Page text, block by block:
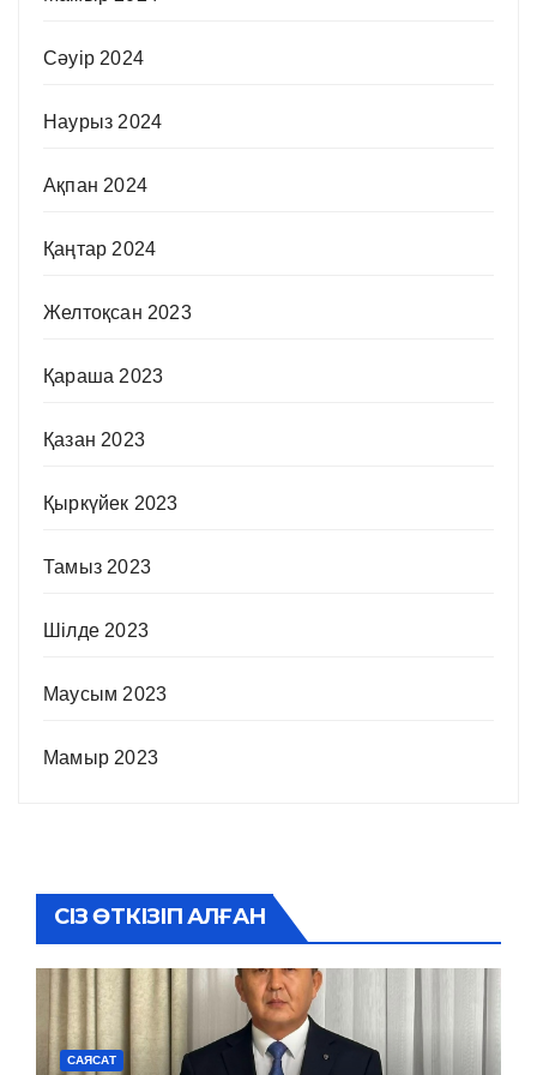
Сәуір 2024
Наурыз 2024
Ақпан 2024
Қаңтар 2024
Желтоқсан 2023
Қараша 2023
Қазан 2023
Қыркүйек 2023
Тамыз 2023
Шілде 2023
Маусым 2023
Мамыр 2023
СІЗ ӨТКІЗІП АЛҒАН
САЯСАТ